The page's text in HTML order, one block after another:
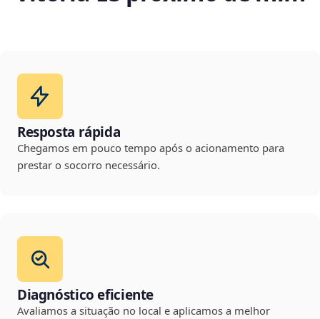
Resposta rápida
Chegamos em pouco tempo após o acionamento para
prestar o socorro necessário.
Diagnóstico eficiente
Avaliamos a situação no local e aplicamos a melhor